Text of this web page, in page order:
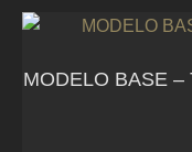
MODELO BASE –